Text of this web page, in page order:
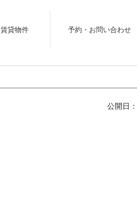
賃貸物件 予約・お問い合わせ
公開日：